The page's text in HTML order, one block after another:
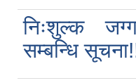
निःशुल्क
सम्बन्धि